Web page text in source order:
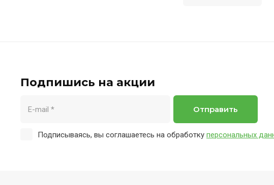
Подпишись на акции
Подписываясь, вы соглашаетесь на обработку персональных
Отправить